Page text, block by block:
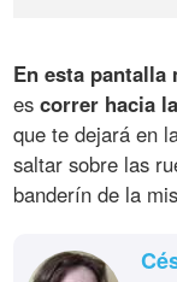
En esta pantalla
escorrer hacia
que te dejará en
saltar sobre las
banderín de la